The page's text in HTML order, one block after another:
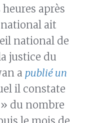
après
ait
national de
justice du
a publié un
il constate
du nombre